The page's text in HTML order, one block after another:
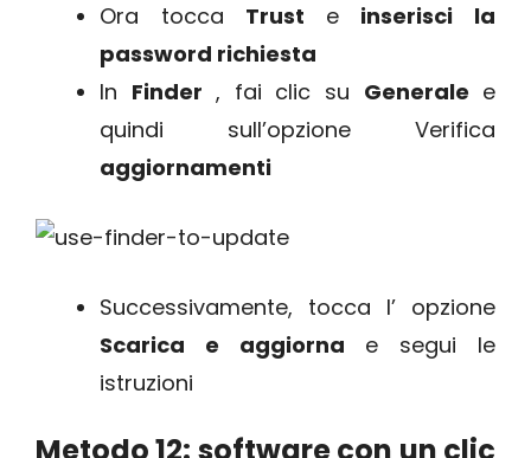
Ora tocca Trust e inserisci la
password richiesta
In Finder , fai clic su Generale e
quindi sull’opzione Verifica
aggiornamenti
Successivamente, tocca l’ opzione
Scarica e aggiorna e segui le
istruzioni